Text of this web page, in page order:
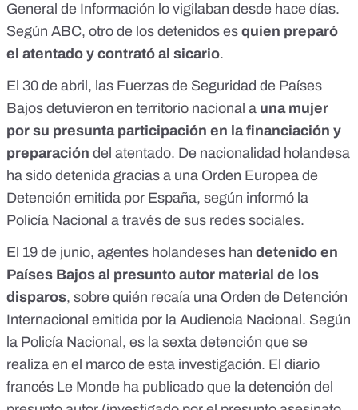
General de Información lo vigilaban desde hace días.
Según ABC, otro de los detenidos es quien preparó
el atentado y contrató al sicario.
El 30 de abril, las Fuerzas de Seguridad de Países
Bajos detuvieron en territorio nacional a una mujer
por su presunta participación en la financiación y
preparación del atentado. De nacionalidad holandesa
ha sido detenida gracias a una Orden Europea de
Detención emitida por España, según informó la
Policía Nacional a través de sus redes sociales.
El 19 de junio, agentes holandeses han detenido en
Países Bajos al presunto autor material de los
disparos, sobre quién recaía una Orden de Detención
Internacional emitida por la Audiencia Nacional. Según
la Policía Nacional , es la sexta detención que se
realiza en el marco de esta investigación. El diario
francés Le Monde ha publicado que la detención del